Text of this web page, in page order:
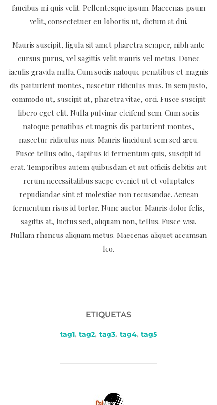
faucibus mi quis velit. Pellentesque ipsum. Maecenas ipsum
velit, consectetuer eu lobortis ut, dictum at dui.
Mauris suscipit, ligula sit amet pharetra semper, nibh ante
cursus purus, vel sagittis velit mauris vel metus. Donec
iaculis gravida nulla. Cum sociis natoque penatibus et magnis
dis parturient montes, nascetur ridiculus mus. In sem justo,
commodo ut, suscipit at, pharetra vitae, orci. Fusce suscipit
libero eget elit. Nulla pulvinar eleifend sem. Cum sociis
natoque penatibus et magnis dis parturient montes,
nascetur ridiculus mus. Mauris tincidunt sem sed arcu.
Fusce tellus odio, dapibus id fermentum quis, suscipit id
erat. Temporibus autem quibusdam et aut officiis debitis aut
rerum necessitatibus saepe eveniet ut et voluptates
repudiandae sint et molestiae non recusandae. Aenean
fermentum risus id tortor. Nunc auctor. Mauris dolor felis,
sagittis at, luctus sed, aliquam non, tellus. Fusce wisi.
Nullam rhoncus aliquam metus. Maecenas aliquet accumsan
leo.
ETIQUETAS
tag1, tag2, tag3, tag4, tag5
AUTOR DE LA PUBLICACIÓN